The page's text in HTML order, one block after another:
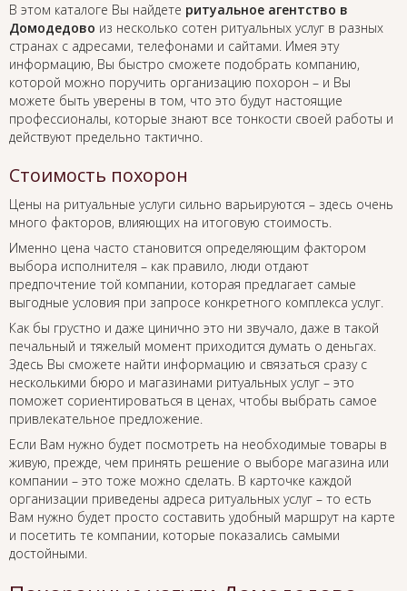
В этом каталоге Вы найдете ритуальное агентство в
Домодедово из несколько сотен ритуальных услуг в разных
странах с адресами, телефонами и сайтами. Имея эту
информацию, Вы быстро сможете подобрать компанию,
которой можно поручить организацию похорон – и Вы
можете быть уверены в том, что это будут настоящие
профессионалы, которые знают все тонкости своей работы и
действуют предельно тактично.
Стоимость похорон
Цены на ритуальные услуги сильно варьируются – здесь очень
много факторов, влияющих на итоговую стоимость.
Именно цена часто становится определяющим фактором
выбора исполнителя – как правило, люди отдают
предпочтение той компании, которая предлагает самые
выгодные условия при запросе конкретного комплекса услуг.
Как бы грустно и даже цинично это ни звучало, даже в такой
печальный и тяжелый момент приходится думать о деньгах.
Здесь Вы сможете найти информацию и связаться сразу с
несколькими бюро и магазинами ритуальных услуг – это
поможет сориентироваться в ценах, чтобы выбрать самое
привлекательное предложение.
Если Вам нужно будет посмотреть на необходимые товары в
живую, прежде, чем принять решение о выборе магазина или
компании – это тоже можно сделать. В карточке каждой
организации приведены адреса ритуальных услуг – то есть
Вам нужно будет просто составить удобный маршрут на карте
и посетить те компании, которые показались самыми
достойными.